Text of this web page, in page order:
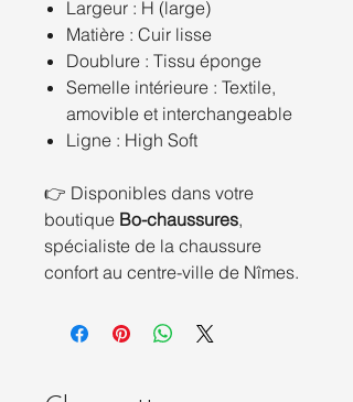
Largeur : H (large)
Matière : Cuir lisse
Doublure : Tissu éponge
Semelle intérieure : Textile,
amovible et interchangeable
Ligne : High Soft
👉 Disponibles dans votre
boutique Bo-chaussures,
spécialiste de la chaussure
confort au centre-ville de Nîmes.